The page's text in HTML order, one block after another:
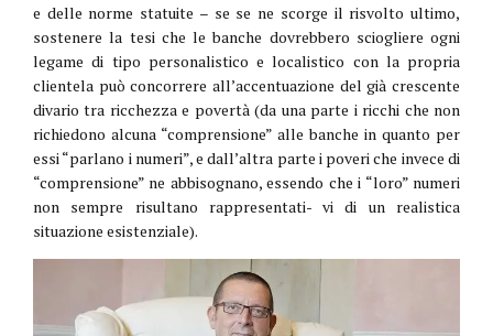
e delle norme statuite – se se ne scorge il risvolto ultimo,
sostenere la tesi che le banche dovrebbero sciogliere ogni
legame di tipo personalistico e localistico con la propria
clientela può concorrere all’accentuazione del già crescente
divario tra ricchezza e povertà (da una parte i ricchi che non
richiedono alcuna “comprensione” alle banche in quanto per
essi “parlano i numeri”, e dall’altra parte i poveri che invece di
“comprensione” ne abbisognano, essendo che i “loro” numeri
non sempre risultano rappresentati- vi di un realistica
situazione esistenziale).